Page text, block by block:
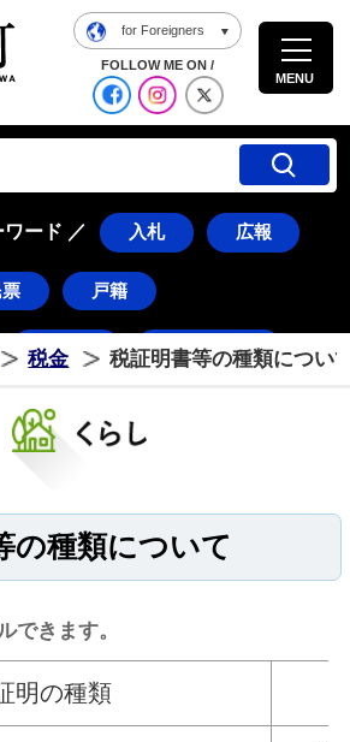
塙町ホームページ
for Foreigners
FOLLOW ME ON /
公式Facebook
塙町 塙町 X
MENU
ード ／ 入札 広報
戸籍
ダリア 湯遊ランド
じ 奥久慈 米山
じまた
石 羽黒
税金 税証明書等の種類につ
の種類について
できます。
明の種類